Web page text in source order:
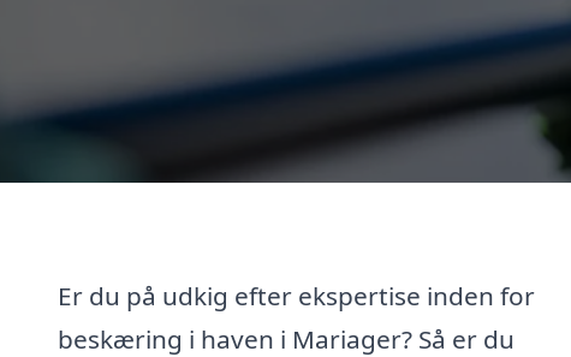
Er du på udkig efter ekspertise inden for
beskæring i haven i Mariager? Så er du